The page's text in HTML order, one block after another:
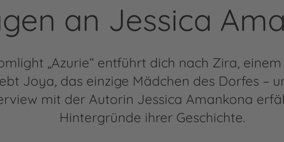
an Jessica
„Azurie“ entführt dich nach Zira,
Joya, das einzige Mädchen des Dorfes –
mit der Autorin Jessica Amankona
Hintergründe ihrer Geschichte.